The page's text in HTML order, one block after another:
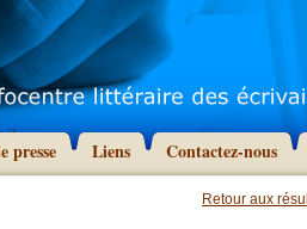
presse Liens Contactez-nous
Retour aux